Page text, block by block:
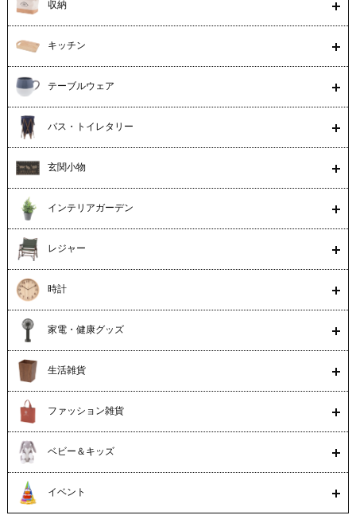
収納
キッチン
テーブルウェア
バス・トイレタリー
玄関小物
インテリアガーデン
レジャー
時計
家電・健康グッズ
生活雑貨
ファッション雑貨
ベビー＆キッズ
イベント